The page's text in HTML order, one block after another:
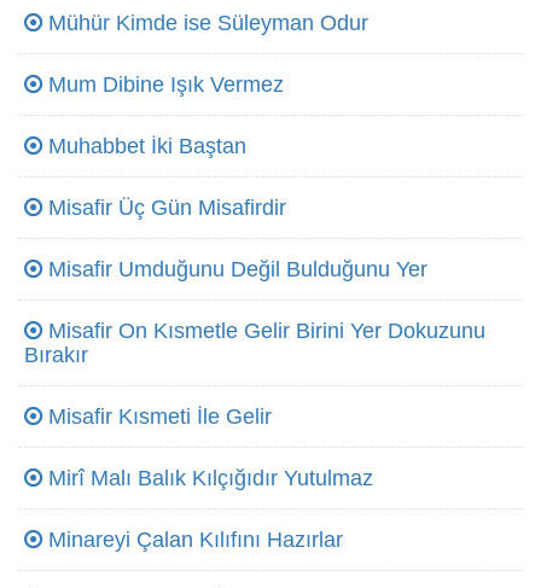
Mühür Kimde ise Süleyman Odur
Mum Dibine Işık Vermez
Muhabbet İki Baştan
Misafir Üç Gün Misafirdir
Misafir Umduğunu Değil Bulduğunu Yer
Misafir On Kısmetle Gelir Birini Yer Dokuzunu
Bırakır
Misafir Kısmeti İle Gelir
Mirî Malı Balık Kılçığıdır Yutulmaz
Minareyi Çalan Kılıfını Hazırlar